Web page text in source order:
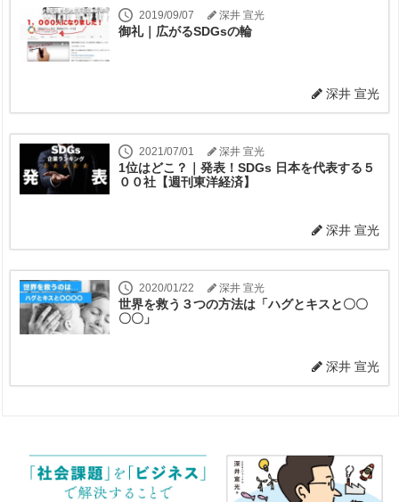
2019/09/07 深井 宣光
御礼｜広がるSDGsの輪
深井 宣光
2021/07/01 深井 宣光
1位はどこ？｜発表！SDGs 日本を代表する５
００社【週刊東洋経済】
深井 宣光
2020/01/22 深井 宣光
世界を救う３つの方法は「ハグとキスと〇〇
〇〇」
深井 宣光